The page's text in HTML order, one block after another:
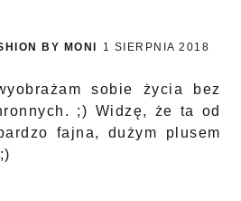
BY MONI
1 SIERPNIA 2018
sobie życia bez
;) Widzę, że ta od
fajna, dużym plusem